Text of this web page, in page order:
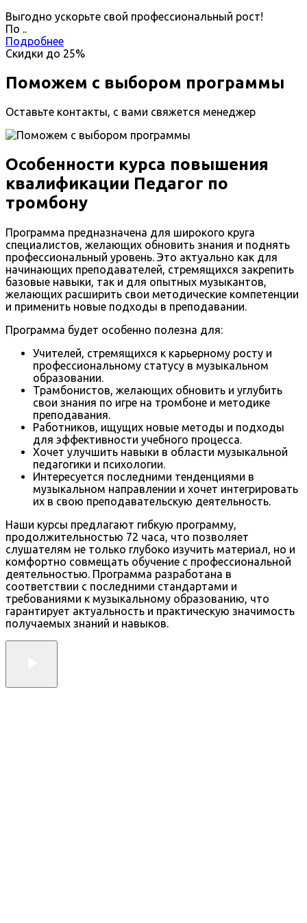
Выгодно ускорьте свой профессиональный рост!
По ..
Подробнее
Скидки до 25%
Поможем с выбором программы
Оставьте контакты, с вами свяжется менеджер
Особенности курса повышения
квалификации Педагог по
тромбону
Программа предназначена для широкого круга
специалистов, желающих обновить знания и поднять
профессиональный уровень. Это актуально как для
начинающих преподавателей, стремящихся закрепить
базовые навыки, так и для опытных музыкантов,
желающих расширить свои методические компетенции
и применить новые подходы в преподавании.
Программа будет особенно полезна для:
Учителей, стремящихся к карьерному росту и
профессиональному статусу в музыкальном
образовании.
Трамбонистов, желающих обновить и углубить
свои знания по игре на тромбоне и методике
преподавания.
Работников, ищущих новые методы и подходы
для эффективности учебного процесса.
Хочет улучшить навыки в области музыкальной
педагогики и психологии.
Интересуется последними тенденциями в
музыкальном направлении и хочет интегрировать
их в свою преподавательскую деятельность.
Наши курсы предлагают гибкую программу,
продолжительностью 72 часа, что позволяет
слушателям не только глубоко изучить материал, но и
комфортно совмещать обучение с профессиональной
деятельностью. Программа разработана в
соответствии с последними стандартами и
требованиями к музыкальному образованию, что
гарантирует актуальность и практическую значимость
получаемых знаний и навыков.